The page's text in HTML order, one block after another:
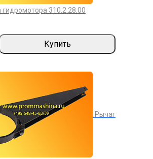
гидромотора 310.2.28.00
Купить
Рычаг